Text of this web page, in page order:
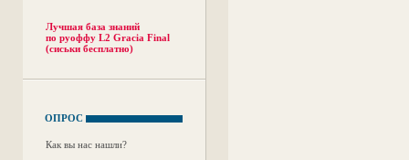
Лучшая база знаний
по руоффу L2 Gracia Final
(сиськи бесплатно)
ОПРОС
Как вы нас нашли?